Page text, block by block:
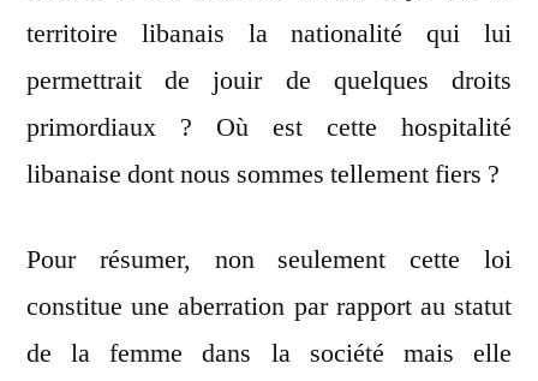
territoire libanais la nationalité qui lui
permettrait de jouir de quelques droits
primordiaux ? Où est cette hospitalité
libanaise dont nous sommes tellement fiers ?
Pour résumer, non seulement cette loi
constitue une aberration par rapport au statut
de la femme dans la société mais elle